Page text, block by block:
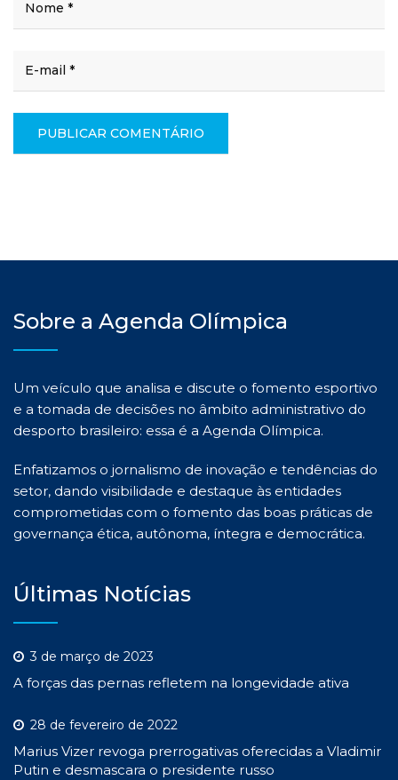
Sobre a Agenda Olímpica
Um veículo que analisa e discute o fomento esportivo
e a tomada de decisões no âmbito administrativo do
desporto brasileiro: essa é a Agenda Olímpica.
Enfatizamos o jornalismo de inovação e tendências do
setor, dando visibilidade e destaque às entidades
comprometidas com o fomento das boas práticas de
governança ética, autônoma, íntegra e democrática.
Últimas Notícias
3 de março de 2023
A forças das pernas refletem na longevidade ativa
28 de fevereiro de 2022
Marius Vizer revoga prerrogativas oferecidas a Vladimir
Putin e desmascara o presidente russo